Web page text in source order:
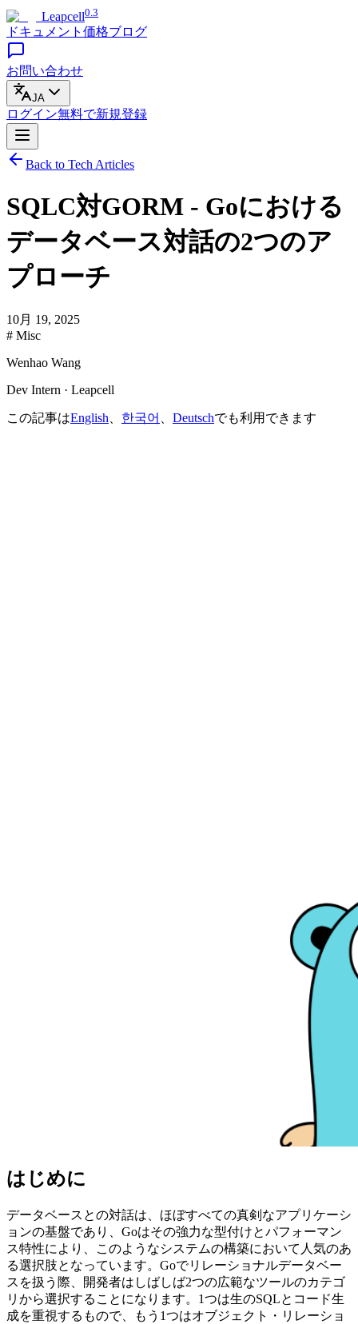
Leapcell0.3
ドキュメント 価格ブログ
お問い合わせ
JA
ログイン無料で新規登録
Back to Tech Articles
SQLC対GORM - Goにおける
データベース対話の2つのア
プローチ
10月 19, 2025
# Misc
Wenhao Wang
Dev Intern · Leapcell
この記事はEnglish 한국어 Deutschでも利用できます
はじめに
データベースとの対話は、ほぼすべての真剣なアプリケーシ
ョンの基盤であり、Goはその強力な型付けとパフォーマン
ス特性により、このようなシステムの構築において人気のあ
る選択肢となっています。Goでリレーショナルデータベー
スを扱う際、開発者はしばしば2つの広範なツールのカテゴ
リから選択することになります。1つは生のSQLとコード生
成を重視するもので、もう1つはオブジェクト・リレーショ